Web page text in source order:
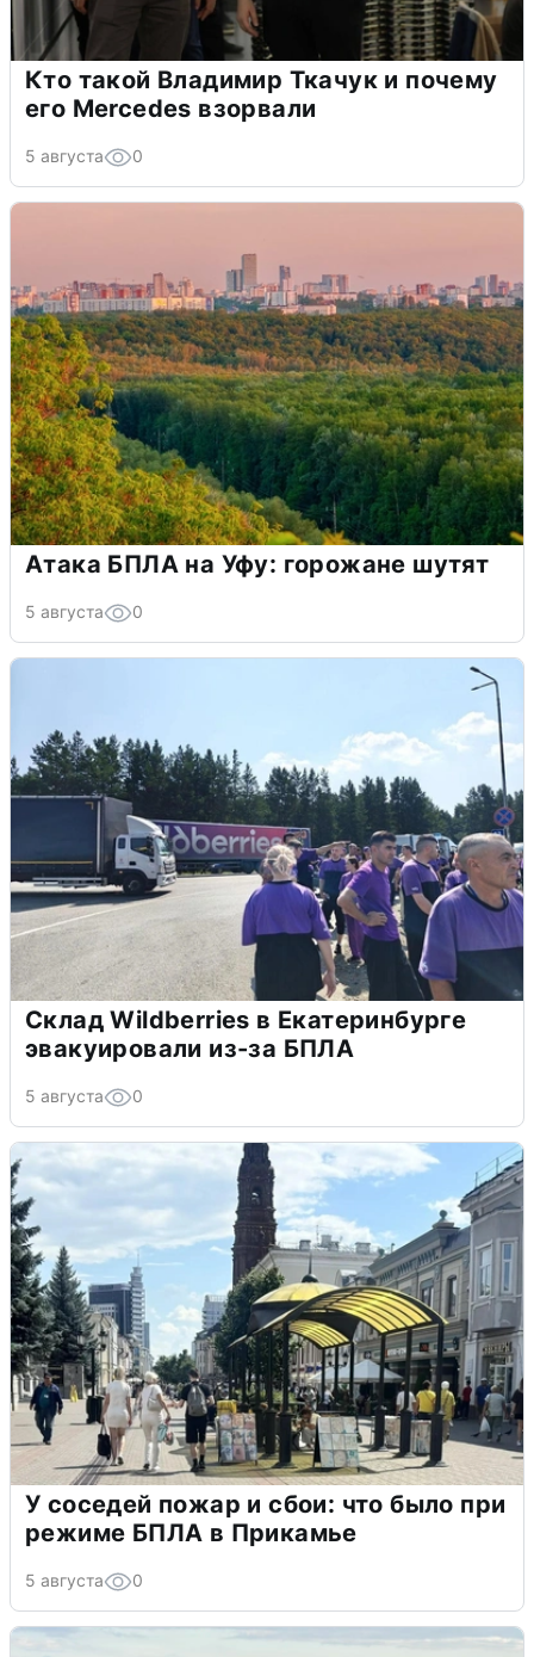
Кто такой Владимир Ткачук и почему
его Mercedes взорвали
5 августа 0
Атака БПЛА на Уфу: горожане шутят
5 августа 0
Склад Wildberries в Екатеринбурге
эвакуировали из-за БПЛА
5 августа 0
У соседей пожар и сбои: что было при
режиме БПЛА в Прикамье
5 августа 0